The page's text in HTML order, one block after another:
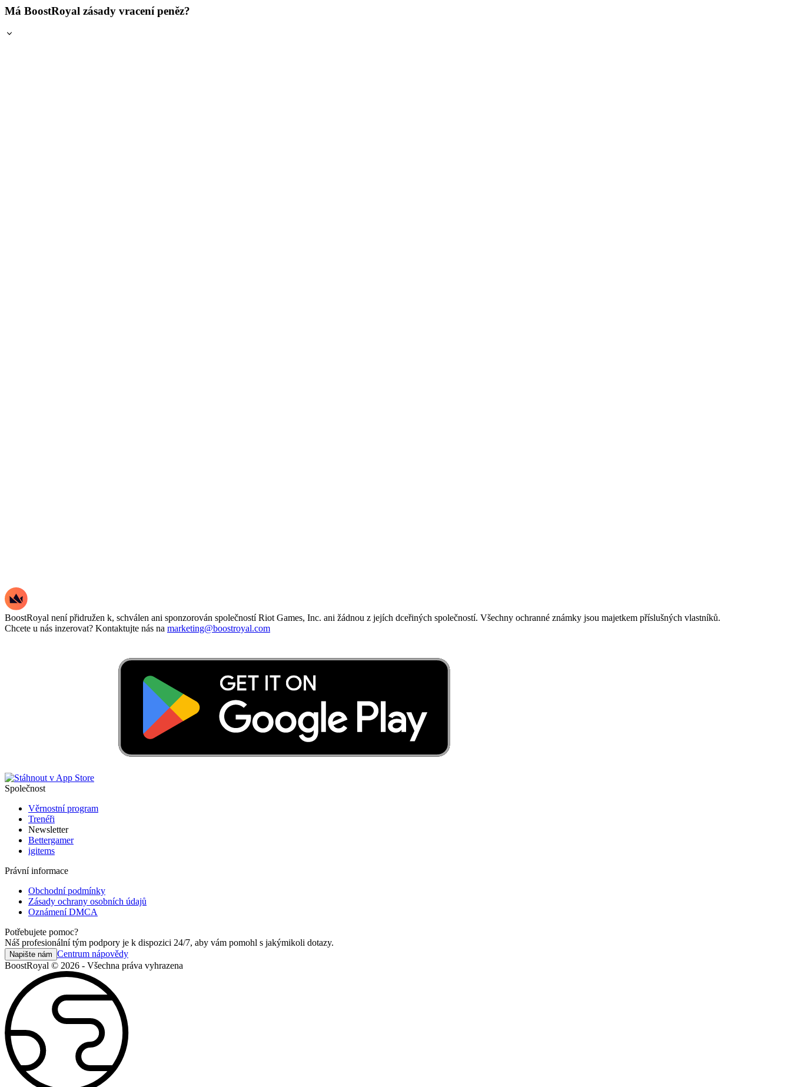
Má BoostRoyal zásady vracení peněz?
BoostRoyal není přidružen k, schválen ani sponzorován společností Riot Games, Inc. ani žádnou z jejích dceřiných společností. Všechny ochranné známky jsou majetkem příslušných vlastníků.
Chcete u nás inzerovat? Kontaktujte nás na marketing@boostroyal.com
Společnost
Věrnostní program
Trenéři
Newsletter
Bettergamer
igitems
Právní informace
Obchodní podmínky
Zásady ochrany osobních údajů
Oznámení DMCA
Potřebujete pomoc?
Náš profesionální tým podpory je k dispozici 24/7, aby vám pomohl s jakýmikoli dotazy.
Napište nám Centrum nápovědy
BoostRoyal © 2026 - Všechna práva vyhrazena